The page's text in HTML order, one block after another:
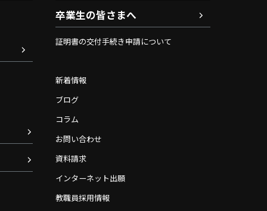
卒業生の皆さまへ
証明書の交付手続き申請について
新着情報
ブログ
コラム
お問い合わせ
資料請求
インターネット出願
教職員採用情報